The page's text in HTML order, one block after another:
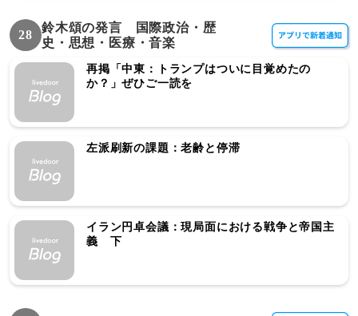
28
鈴木頌の発言 国際政治・歴
史・思想・医療・音楽
再掲「中東：トランプはついに目覚めたの
か？」ぜひご一読を
左派刷新の課題：老齢と停滞
イラン円卓会議：現局面における戦争と帝国主
義 下